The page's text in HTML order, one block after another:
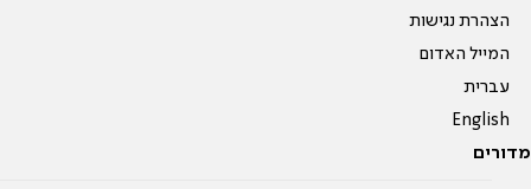
הצהרת נגישות
המייל האדום
עברית
English
מדורים